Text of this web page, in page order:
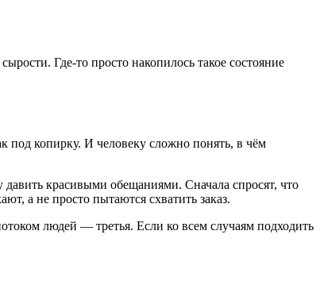
Где-то просто накопилось такое состояние
под копирку. И человеку сложно понять, в чём
красивыми обещаниями. Сначала спросят, что
а не просто пытаются схватить заказ.
людей — третья. Если ко всем случаям подходить